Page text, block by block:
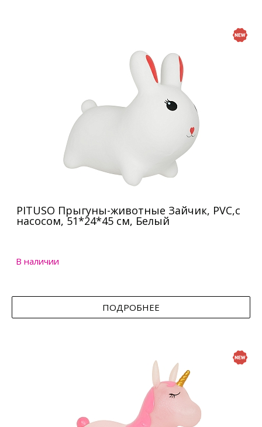
PITUSO Прыгуны-животные Зайчик, PVC,с
насосом, 51*24*45 см, Белый
В наличии
ПОДРОБНЕЕ